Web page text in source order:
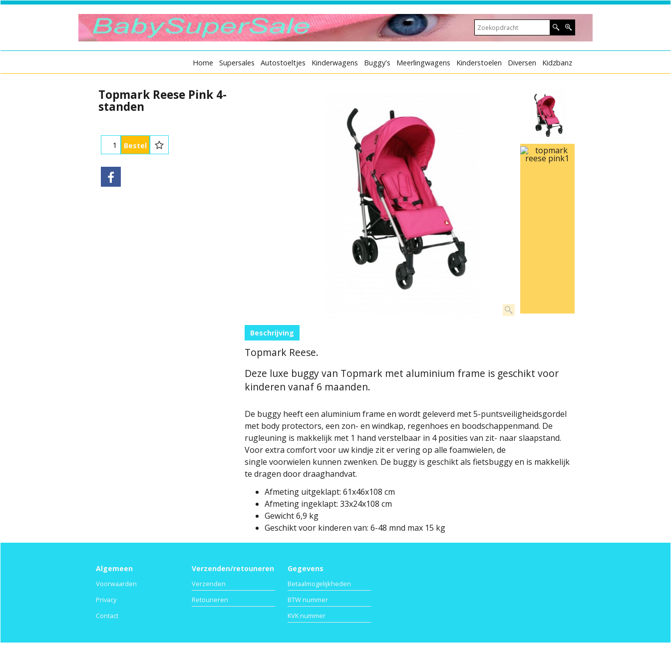
Home Supersales Autostoeltjes Kinderwagens Buggy's Meerlingwagens Kinderstoelen Diversen Kidzbanz
Topmark Reese Pink 4-
standen
Bestel
Beschrijving
Topmark Reese.
Deze luxe buggy van Topmark met aluminium frame is geschikt voor
kinderen vanaf 6 maanden.
De buggy heeft een aluminium frame en wordt geleverd met 5-puntsveiligheidsgordel
met body protectors, een zon- en windkap, regenhoes en boodschappenmand. De
rugleuning is makkelijk met 1 hand verstelbaar in 4 posities van zit- naar slaapstand.
Voor extra comfort voor uw kindje zit er vering op alle foamwielen, de
single voorwielen kunnen zwenken. De buggy is geschikt als fietsbuggy en is makkelijk
te dragen door draaghandvat.
Afmeting uitgeklapt: 61x46x108 cm
Afmeting ingeklapt: 33x24x108 cm
Gewicht6,9 kg
Geschikt voor kinderen van: 6-48 mnd max 15 kg
Algemeen
Voorwaarden
Privacy
Contact
Verzenden/retouneren
Verzenden
Retouneren
Gegevens
Betaalmogelijkheden
BTW nummer
KVK nummer